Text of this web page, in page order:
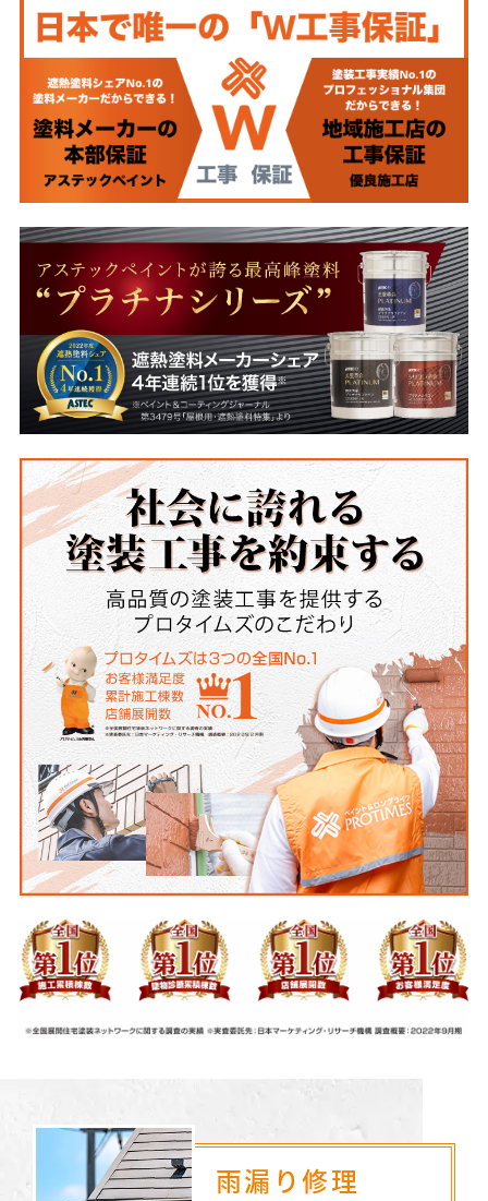
雨漏り修理